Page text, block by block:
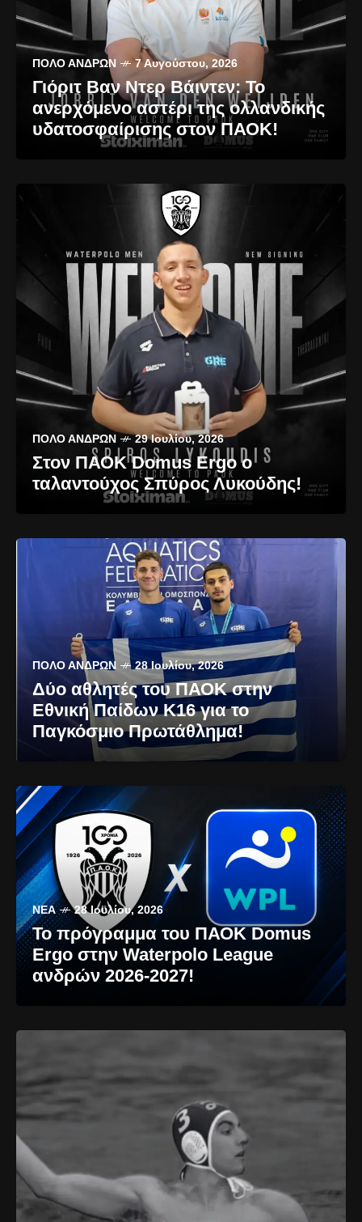
ΠΌΛΟ ΑΝΔΡΏΝ 7 Αυγούστου, 2026
Γιόριτ Βαν Ντερ Βάιντεν: Το
ανερχόμενο αστέρι της ολλανδικής
υδατοσφαίρισης στον ΠΑΟΚ!
ΠΌΛΟ ΑΝΔΡΏΝ 29 Ιουλίου, 2026
Στον ΠΑΟΚ Domus Ergo o
ταλαντούχος Σπύρος Λυκούδης!
ΠΌΛΟ ΑΝΔΡΏΝ 28 Ιουλίου, 2026
Δύο αθλητές του ΠΑΟΚ στην
Εθνική Παίδων Κ16 για το
Παγκόσμιο Πρωτάθλημα!
ΝΈΑ 28 Ιουλίου, 2026
Το πρόγραμμα του ΠΑΟΚ Domus
Ergo στην Waterpolo League
ανδρών 2026-2027!
30 Ιουνίου,
2026
ΑΝΔΡΏΝ
15 Ιουνίου,